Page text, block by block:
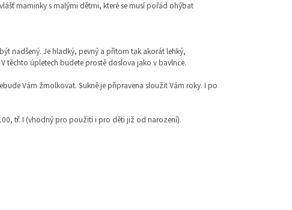
maminky s malými dětmi, které se musí pořád ohýbat
nadšený. Je hladký, pevný a přitom tak akorát lehký,
těchto úpletech budete prostě doslova jako v bavlnce.
Vám žmolkovat. Sukně je připravena sloužit Vám roky. I po
tř. I (vhodný pro použití i pro děti již od narození).